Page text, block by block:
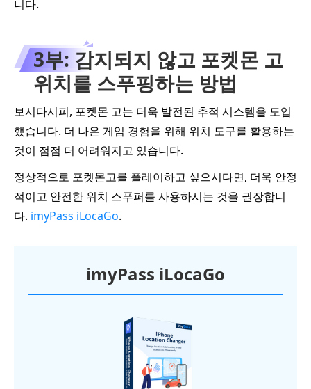
니다.
3부: 감지되지 않고 포켓몬 고
위치를 스푸핑하는 방법
보시다시피, 포켓몬 고는 더욱 발전된 추적 시스템을 도입
했습니다. 더 나은 게임 경험을 위해 위치 도구를 활용하는
것이 점점 더 어려워지고 있습니다.
정상적으로 포켓몬고를 플레이하고 싶으시다면, 더욱 안정
적이고 안전한 위치 스푸퍼를 사용하시는 것을 권장합니
다. imyPass iLocaGo.
imyPass iLocaGo